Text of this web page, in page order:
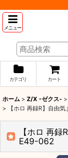
メニュー
カテゴリ カート
ホーム > Z/X -ゼクス- >
>
【ホロ 再録R】自由
【ホロ 再
E49-062